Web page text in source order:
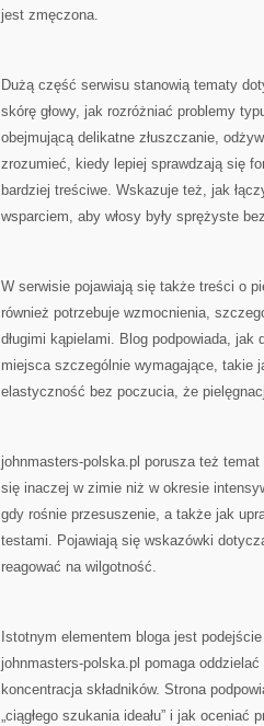
jest zmęczona.
Dużą część serwisu stanowią tematy
skórę głowy, jak rozróżniać problemy
obejmującą delikatne złuszczanie,
zrozumieć, kiedy lepiej sprawdzają się
bardziej treściwe. Wskazuje też, jak
wsparciem, aby włosy były sprężyste
W serwisie pojawiają się także treści o
również potrzebuje wzmocnienia,
długimi kąpielami. Blog podpowiada,
miejsca szczególnie wymagające, takie
elastyczność bez poczucia, że
johnmasters-polska.pl porusza też
się inaczej w zimie niż w okresie
gdy rośnie przesuszenie, a także jak
testami. Pojawiają się wskazówki
reagować na wilgotność.
Istotnym elementem bloga jest
johnmasters-polska.pl pomaga
koncentracja składników. Strona
„ciągłego szukania ideału” i jak